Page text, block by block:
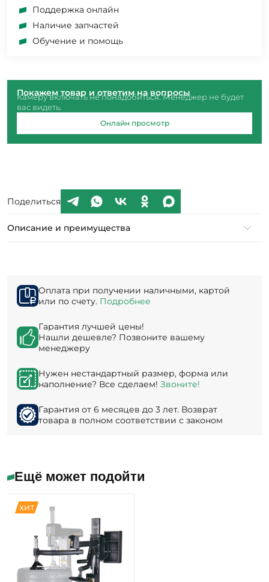
Поддержка онлайн
Наличие запчастей
Обучение и помощь
Покажем товар и ответим на вопросы
Камеру включать не понадобиться. Менеджер не будет
вас видеть.
Онлайн просмотр
Поделиться
Описание и преимущества
Оплата при получении наличными, картой
или по счету. Подробнее
Гарантия лучшей цены!
Нашли дешевле? Позвоните вашему
менеджеру
Нужен нестандартный размер, форма или
наполнение? Все сделаем! Звоните!
Гарантия от 6 месяцев до 3 лет. Возврат
товара в полном соответствии с законом
Ещё может подойти
ХИТ